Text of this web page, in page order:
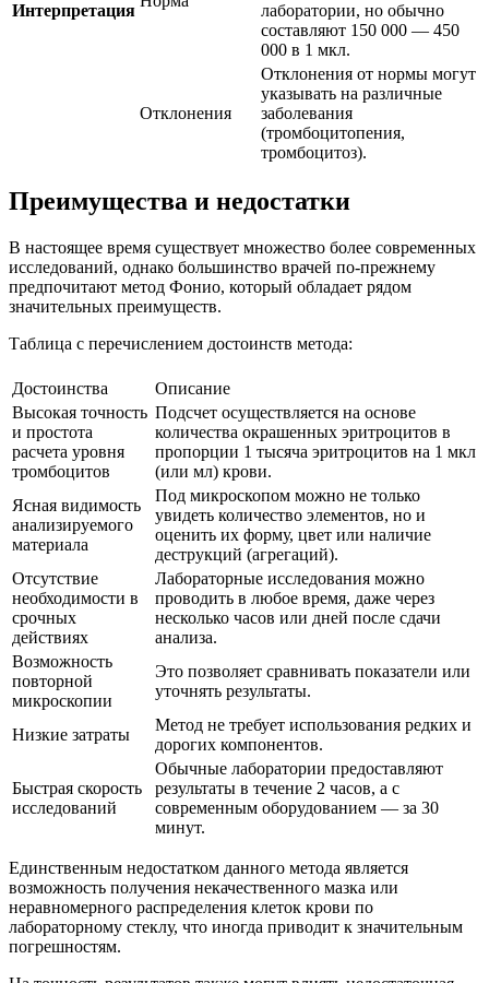
Интерпретация
лаборатории, но обычно
составляют 150 000 — 450
000 в 1 мкл.
Отклонения
Отклонения от нормы могут
указывать на различные
заболевания
(тромбоцитопения,
тромбоцитоз).
Преимущества и недостатки
В настоящее время существует множество более современных
исследований, однако большинство врачей по-прежнему
предпочитают метод Фонио, который обладает рядом
значительных преимуществ.
Таблица с перечислением достоинств метода:
Достоинства
Описание
Высокая точность
и простота
расчета уровня
тромбоцитов
Подсчет осуществляется на основе
количества окрашенных эритроцитов в
пропорции 1 тысяча эритроцитов на 1 мкл
(или мл) крови.
Ясная видимость
анализируемого
материала
Под микроскопом можно не только
увидеть количество элементов, но и
оценить их форму, цвет или наличие
деструкций (агрегаций).
Отсутствие
необходимости в
срочных
действиях
Лабораторные исследования можно
проводить в любое время, даже через
несколько часов или дней после сдачи
анализа.
Возможность
повторной
микроскопии
Это позволяет сравнивать показатели или
уточнять результаты.
Низкие затраты
Метод не требует использования редких и
дорогих компонентов.
Быстрая скорость
исследований
Обычные лаборатории предоставляют
результаты в течение 2 часов, а с
современным оборудованием — за 30
минут.
Единственным недостатком данного метода является
возможность получения некачественного мазка или
неравномерного распределения клеток крови по
лабораторному стеклу, что иногда приводит к значительным
погрешностям.